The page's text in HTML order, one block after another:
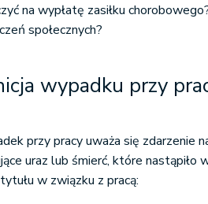
na wypłatę zasiłku
społecznych?
wypadku przy
przy pracy uważa się zdarzenie
uraz lub śmierć, które nastąpiło
w związku z pracą: